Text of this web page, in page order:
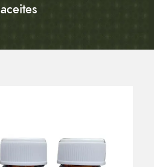
aceites